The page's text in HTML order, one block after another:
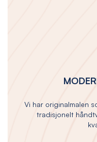
Vi har originalmalen
tradisjonelt